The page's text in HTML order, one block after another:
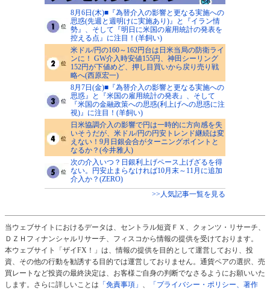
8月6日(木)■『為替介入の影響と更なる実施への
思惑(先週と週明けに実施あり)』と『イラン情
勢』、そして『明日に米国の雇用統計の発表を
控える点』に注目！(羊飼い)
米ドル/円の160～162円台は日米当局の防衛ライ
ンに！ GW介入時安値155円、神田シーリング
152円が下値めど、押し目買いから戻り売り戦
略へ(西原宏一)
8月7日(金)■『為替介入の影響と更なる実施への
思惑』と『米国の雇用統計の発表』、そして
『米国の金融政策への思惑(利上げへの思惑に注
視)』に注目！(羊飼い)
日米協調介入の影響で円は一時的に方向感を失
いそうだが、米ドル/円の円安トレンド継続は変
えない！9月日銀会合がターニングポイントと
なるか？(今井雅人)
次の介入いつ？日銀利上げペース上げざるを得
ない。円安止まらなければ10月末～11月に追加
介入か？(ZERO)
>>人気記事一覧を見る
当ウェブサイトにおけるデータは、セントラル短資ＦＸ、クォンツ・リサーチ、
ＤＺＨフィナンシャルリサーチ、フィスコから情報の提供を受けております。
本ウェブサイト「ザイFX！」は、情報の提供を目的として運営しており、投
資、その他の行動を勧誘する目的では運営しておりません。通貨ペアの選択、売
買レートなど投資の最終決定は、お客様ご自身の判断でなさるようにお願いいた
します。さらに詳しいことは 「免責事項」 、
「プライバシー・ポリシー、著作